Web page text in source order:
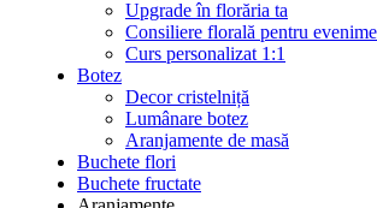
Upgrade în florăria ta
Consiliere florală pentru
Curs personalizat 1:1
Botez
Decor cristelniță
Lumânare botez
Aranjamente de masă
Buchete flori
Buchete fructate